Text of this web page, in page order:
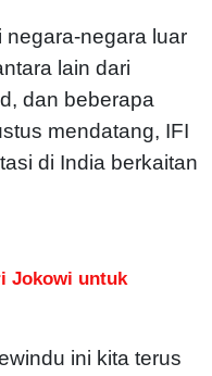
negara-negara luar
lain dari
dan beberapa
mendatang, IFI
di India berkaitan
Jokowi untuk
ini kita terus